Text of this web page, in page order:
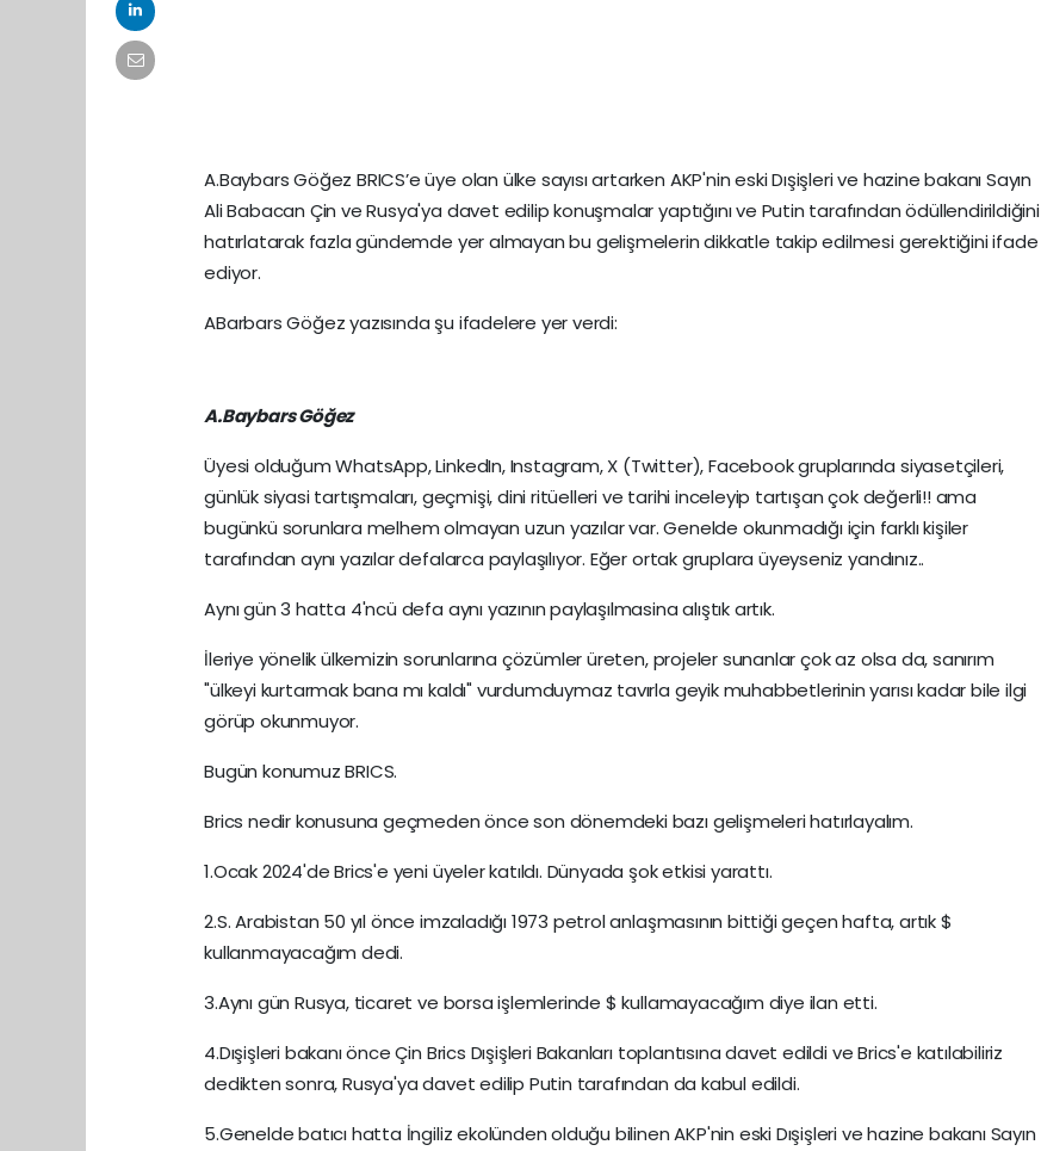
A.Baybars Göğez BRICS’e üye olan ülke sayısı artarken AKP'nin eski Dışişleri ve hazine bakanı Sayın
Ali Babacan Çin ve Rusya'ya davet edilip konuşmalar yaptığını ve Putin tarafından ödüllendirildiğini
hatırlatarak fazla gündemde yer almayan bu gelişmelerin dikkatle takip edilmesi gerektiğini ifade
ediyor.
ABarbars Göğez yazısında şu ifadelere yer verdi:
A.Baybars Göğez
Üyesi olduğum WhatsApp, LinkedIn, Instagram, X (Twitter), Facebook gruplarında siyasetçileri,
günlük siyasi tartışmaları, geçmişi, dini ritüelleri ve tarihi inceleyip tartışan çok değerli!! ama
bugünkü sorunlara melhem olmayan uzun yazılar var. Genelde okunmadığı için farklı kişiler
tarafından aynı yazılar defalarca paylaşılıyor. Eğer ortak gruplara üyeyseniz yandınız..
Aynı gün 3 hatta 4'ncü defa aynı yazının paylaşılmasina alıştık artık.
İleriye yönelik ülkemizin sorunlarına çözümler üreten, projeler sunanlar çok az olsa da, sanırım
"ülkeyi kurtarmak bana mı kaldı" vurdumduymaz tavırla geyik muhabbetlerinin yarısı kadar bile ilgi
görüp okunmuyor.
Bugün konumuz BRICS.
Brics nedir konusuna geçmeden önce son dönemdeki bazı gelişmeleri hatırlayalım.
1.Ocak 2024'de Brics'e yeni üyeler katıldı. Dünyada şok etkisi yarattı.
2.S. Arabistan 50 yıl önce imzaladığı 1973 petrol anlaşmasının bittiği geçen hafta, artık $
kullanmayacağım dedi.
3.Aynı gün Rusya, ticaret ve borsa işlemlerinde $ kullamayacağım diye ilan etti.
4.Dışişleri bakanı önce Çin Brics Dışişleri Bakanları toplantısına davet edildi ve Brics'e katılabiliriz
dedikten sonra, Rusya'ya davet edilip Putin tarafından da kabul edildi.
5.Genelde batıcı hatta İngiliz ekolünden olduğu bilinen AKP'nin eski Dışişleri ve hazine bakanı Sayın